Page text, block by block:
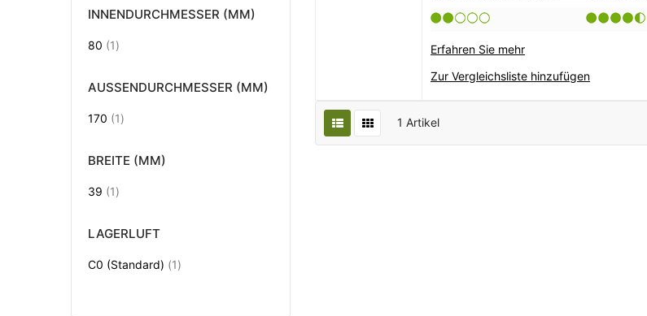
Erfahren Sie mehr
Zur Vergleichsliste hinzufügen
1 Artikel
INNENDURCHMESSER (MM)
80 1Artikel
AUSSENDURCHMESSER (MM)
170 1Artikel
BREITE (MM)
39 1Artikel
LAGERLUFT
C0 (Standard) 1Artikel